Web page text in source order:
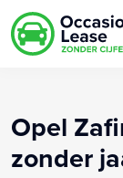
Opel
zonder